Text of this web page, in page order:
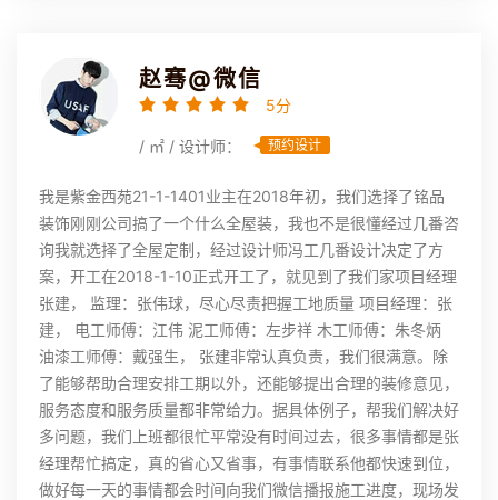
赵骞@微信
5分
/ ㎡ / 设计师： 预约设计
我是紫金西苑21-1-1401业主在2018年初，我们选择了铭品
装饰刚刚公司搞了一个什么全屋装，我也不是很懂经过几番咨
询我就选择了全屋定制，经过设计师冯工几番设计决定了方
案，开工在2018-1-10正式开工了，就见到了我们家项目经理
张建， 监理：张伟球，尽心尽责把握工地质量 项目经理：张
建， 电工师傅：江伟 泥工师傅：左步祥 木工师傅：朱冬炳
油漆工师傅：戴强生， 张建非常认真负责，我们很满意。除
了能够帮助合理安排工期以外，还能够提出合理的装修意见，
服务态度和服务质量都非常给力。据具体例子，帮我们解决好
多问题，我们上班都很忙平常没有时间过去，很多事情都是张
经理帮忙搞定，真的省心又省事，有事情联系他都快速到位，
做好每一天的事情都会时间向我们微信播报施工进度，现场发